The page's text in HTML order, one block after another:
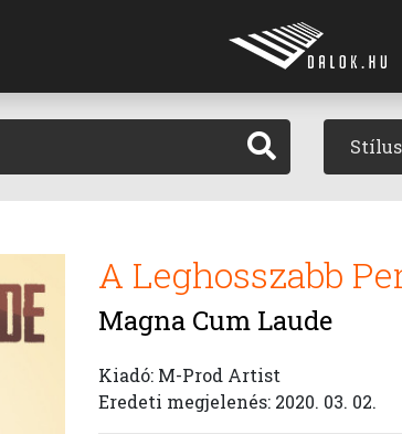
A Leghosszabb
Magna Cum Laude
Kiadó: M-Prod Artist
Eredeti megjelenés: 2020. 03. 02.